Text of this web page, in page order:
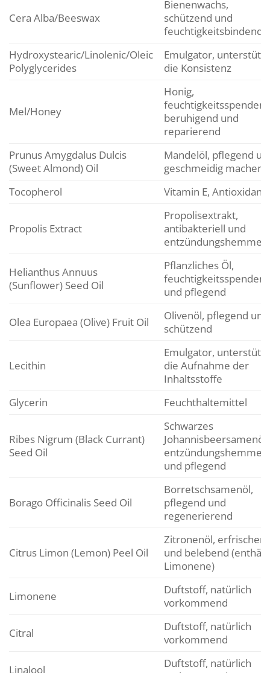
Cera Alba/Beeswax
Bienenwachs,
schützend und
feuchtigkeitsbindend
Hydroxystearic/Linolenic/Oleic
Polyglycerides
Emulgator, unterstützt
die Konsistenz
Mel/Honey
Honig,
beruhigend und
reparierend
Prunus Amygdalus Dulcis
(Sweet Almond) Oil
Mandelöl, pflegend
geschmeidig machend
Tocopherol
Vitamin E, Antioxidans
Propolis Extract
Propolisextrakt,
antibakteriell und
Helianthus Annuus
(Sunflower) Seed Oil
Pflanzliches Öl,
und pflegend
Olea Europaea (Olive) Fruit Oil
Olivenöl, pflegend und
schützend
Lecithin
Emulgator, unterstützt
die Aufnahme der
Inhaltsstoffe
Glycerin
Feuchthaltemittel
Ribes Nigrum (Black Currant)
Seed Oil
Schwarzes
Johannisbeersamenöl,
und pflegend
Borago Officinalis Seed Oil
Borretschsamenöl,
pflegend und
regenerierend
Citrus Limon (Lemon) Peel Oil
Zitronenöl,
und belebend (enthält
Limonene)
Limonene
Duftstoff, natürlich
vorkommend
Citral
Duftstoff, natürlich
vorkommend
Linalool
Duftstoff, natürlich